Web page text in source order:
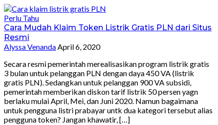
Perlu Tahu
Cara Mudah Klaim Token Listrik Gratis PLN dari Situs
Resmi
Alyssa VenandaApril 6, 2020
Secara resmi pemerintah merealisasikan program listrik gratis
3 bulan untuk pelanggan PLN dengan daya 450 VA (listrik
gratis PLN). Sedangkan untuk pelanggan 900 VA subsidi,
pemerintah memberikan diskon tarif listrik 50 persen yagn
berlaku mulai April, Mei, dan Juni 2020. Namun bagaimana
untuk pengguna listri prabayar untk dua kategori tersebut alias
pengguna token? Jangan khawatir, […]